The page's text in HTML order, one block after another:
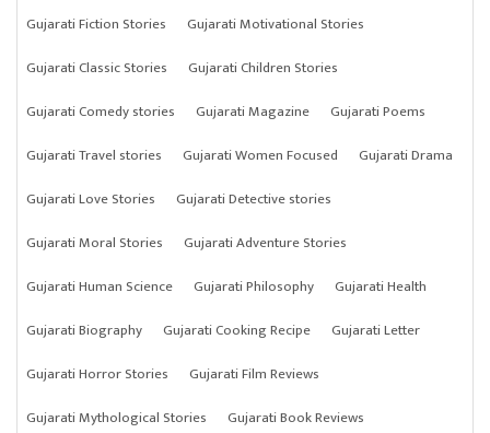
Gujarati Fiction Stories
Gujarati Motivational Stories
Gujarati Classic Stories
Gujarati Children Stories
Gujarati Comedy stories
Gujarati Magazine
Gujarati Poems
Gujarati Travel stories
Gujarati Women Focused
Gujarati Drama
Gujarati Love Stories
Gujarati Detective stories
Gujarati Moral Stories
Gujarati Adventure Stories
Gujarati Human Science
Gujarati Philosophy
Gujarati Health
Gujarati Biography
Gujarati Cooking Recipe
Gujarati Letter
Gujarati Horror Stories
Gujarati Film Reviews
Gujarati Mythological Stories
Gujarati Book Reviews